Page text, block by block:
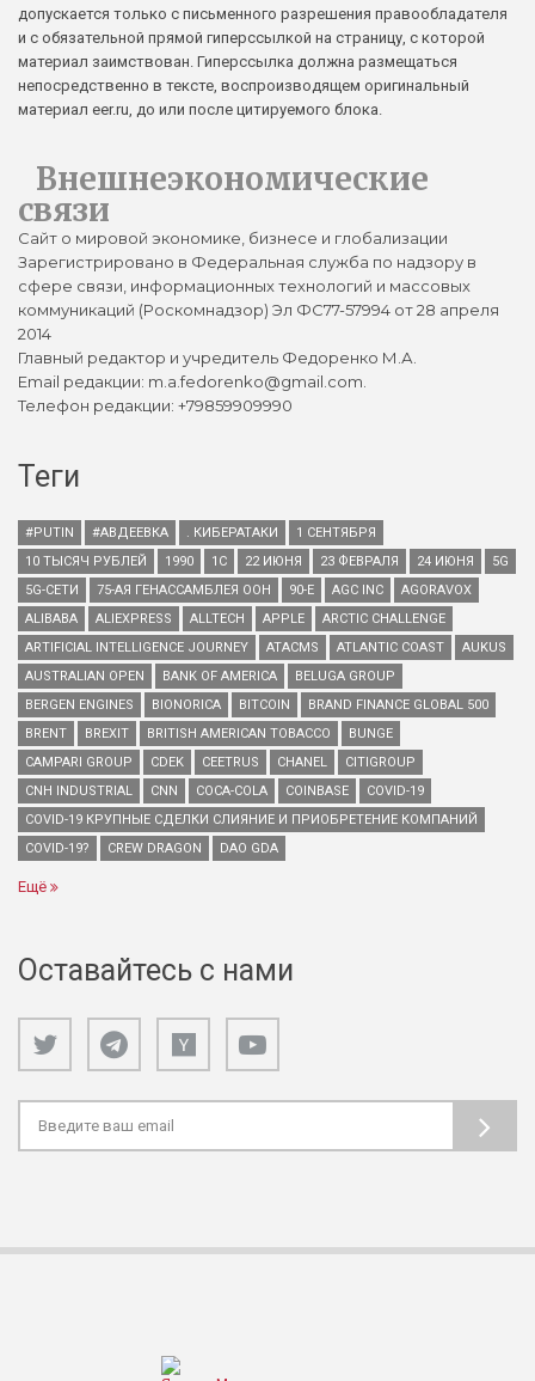
допускается только с письменного разрешения правообладателя
и с обязательной прямой гиперссылкой на страницу, с которой
материал заимствован. Гиперссылка должна размещаться
непосредственно в тексте, воспроизводящем оригинальный
материал eer.ru, до или после цитируемого блока.
Внешнеэкономические
связи
Сайт о мировой экономике, бизнесе и глобализации
Зарегистрировано в Федеральная служба по надзору в
сфере связи, информационных технологий и массовых
коммуникаций (Роскомнадзор) Эл ФС77-57994 от 28 апреля
2014
Главный редактор и учредитель Федоренко М.А.
Email редакции: m.a.fedorenko@gmail.com.
Телефон редакции: +79859909990
Теги
#PUTIN #АВДЕЕВКА . КИБЕРАТАКИ
1 СЕНТЯБРЯ
10 ТЫСЯЧ РУБЛЕЙ
1990 1С 22 ИЮНЯ 23 ФЕВРАЛЯ 24 ИЮНЯ
5G
5G-СЕТИ
75-АЯ ГЕНАССАМБЛЕЯ ООН 90-Е AGC INC
AGORAVOX
ALIBABA
ALIEXPRESS ALLTECH APPLE
ARCTIC CHALLENGE
ARTIFICIAL INTELLIGENCE JOURNEY
ATACMS ATLANTIC COAST
AUKUS
AUSTRALIAN OPEN
BANK OF AMERICA
BELUGA GROUP
BERGEN ENGINES
BIONORICA BITCOIN
BRAND FINANCE GLOBAL 500
BRENT
BREXIT BRITISH AMERICAN TOBACCO
BUNGE
CAMPARI GROUP
CDEK CEETRUS CHANEL
CITIGROUP
CNH INDUSTRIAL
CNN COCA-COLA COINBASE
COVID-19
COVID-19 КРУПНЫЕ СДЕЛКИ СЛИЯНИЕ И ПРИОБРЕТЕНИЕ КОМПАНИЙ
COVID-19?
CREW DRAGON DAO GDA
Ещё
Оставайтесь с нами